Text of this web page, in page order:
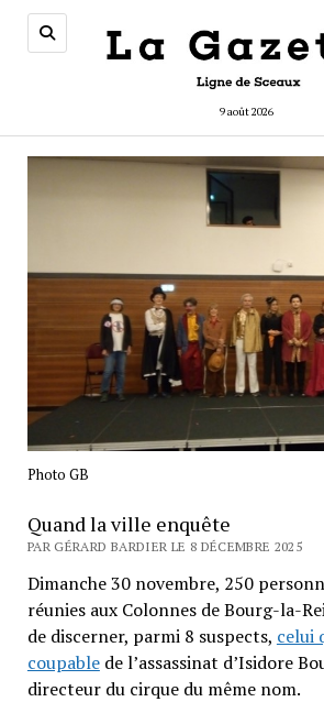
9 août 2026
Photo GB
Quand la ville enquête
PAR GÉRARD BARDIER LE 8 DÉCEMBRE 2025
Dimanche 30 novembre, 250
réunies aux Colonnes de Bourg-la-
de discerner, parmi 8 suspects, celui
coupablede l’assassinat d’Isidore
directeur du cirque du même nom.